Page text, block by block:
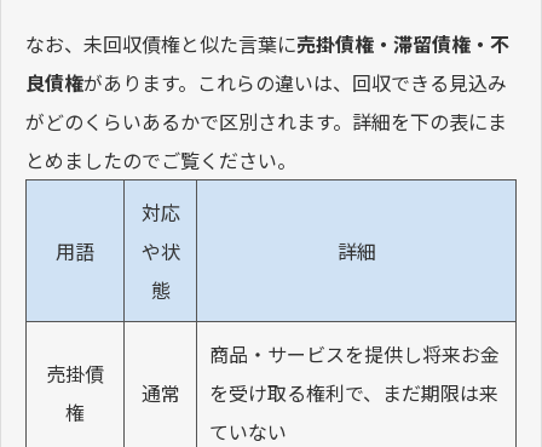
なお、 未回収債権と似た言葉に売掛債権・滞留債権・不
良債権があります。 これらの違いは、回収できる見込み
がどのくらいあるかで区別されます。詳細を下の表にま
とめましたのでご覧ください。
用語
対応
や状
態
詳細
売掛債
権
通常
商品・サービスを提供し将来お金
を受け取る権利で、まだ期限は来
ていない